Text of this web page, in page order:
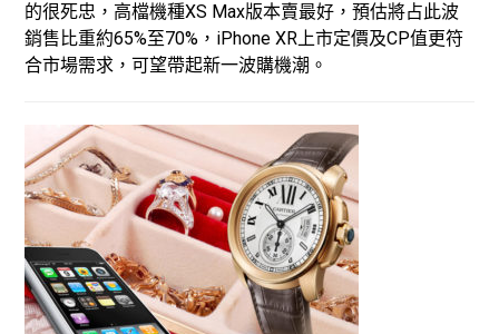
的很死忠，高檔機種XS Max版本賣最好，預估將占此波
銷售比重約65%至70%，iPhone XR上市定價及CP值更符
合市場需求，可望帶起新一波購機潮。